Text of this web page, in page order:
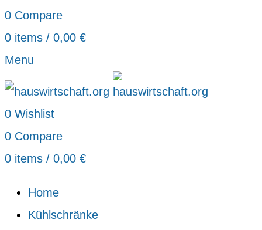
0 Compare
0 items / 0,00 €
Menu
0 Wishlist
0 Compare
0 items / 0,00 €
Home
Kühlschränke